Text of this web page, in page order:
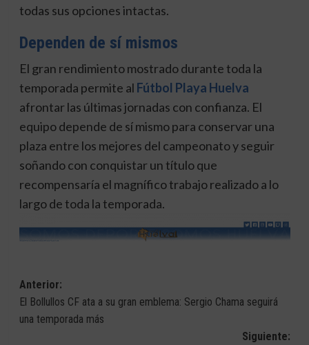
todas sus opciones intactas.
Dependen de sí mismos
El gran rendimiento mostrado durante toda la
temporada permite al Fútbol Playa Huelva
afrontar las últimas jornadas con confianza. El
equipo depende de sí mismo para conservar una
plaza entre los mejores del campeonato y seguir
soñando con conquistar un título que
recompensaría el magnífico trabajo realizado a lo
largo de toda la temporada.
Navegación
de
entradas
Anterior:
El Bollullos CF ata a su gran emblema: Sergio Chama seguirá
una temporada más
Siguiente: